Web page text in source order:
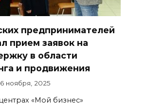
предпринимателей
прием заявок на
в области
и продвижения
ноября, 2025
«Мой бизнес»